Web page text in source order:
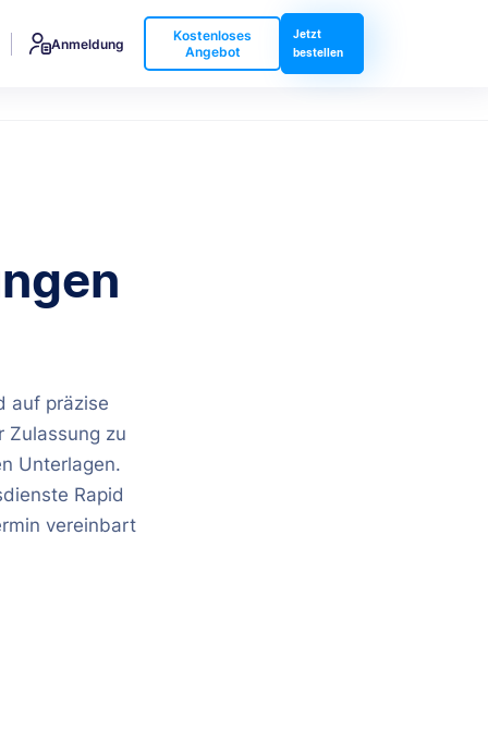
Anmeldung
Kostenloses
Angebot
Jetzt
bestellen
auf präzise
Zulassung zu
Unterlagen.
Rapid
vereinbart